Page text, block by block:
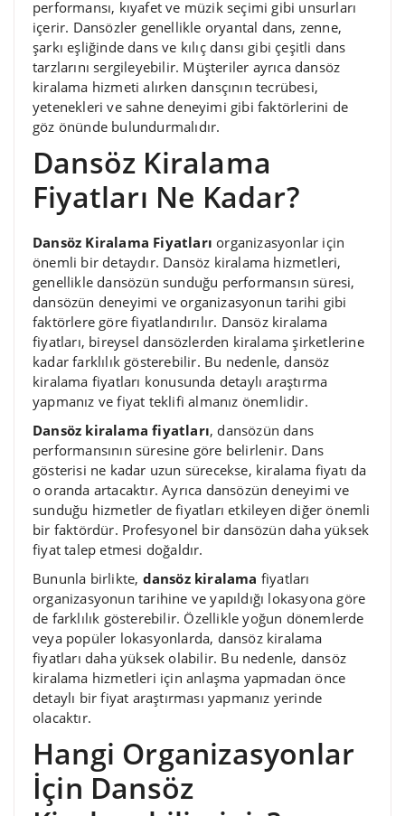
performansı, kıyafet ve müzik seçimi gibi unsurları
içerir. Dansözler genellikle oryantal dans, zenne,
şarkı eşliğinde dans ve kılıç dansı gibi çeşitli dans
tarzlarını sergileyebilir. Müşteriler ayrıca dansöz
kiralama hizmeti alırken dansçının tecrübesi,
yetenekleri ve sahne deneyimi gibi faktörlerini de
göz önünde bulundurmalıdır.
Dansöz Kiralama
Fiyatları Ne Kadar?
Dansöz Kiralama Fiyatları organizasyonlar için
önemli bir detaydır. Dansöz kiralama hizmetleri,
genellikle dansözün sunduğu performansın süresi,
dansözün deneyimi ve organizasyonun tarihi gibi
faktörlere göre fiyatlandırılır. Dansöz kiralama
fiyatları, bireysel dansözlerden kiralama şirketlerine
kadar farklılık gösterebilir. Bu nedenle, dansöz
kiralama fiyatları konusunda detaylı araştırma
yapmanız ve fiyat teklifi almanız önemlidir.
Dansöz kiralama fiyatları, dansözün dans
performansının süresine göre belirlenir. Dans
gösterisi ne kadar uzun sürecekse, kiralama fiyatı da
o oranda artacaktır. Ayrıca dansözün deneyimi ve
sunduğu hizmetler de fiyatları etkileyen diğer önemli
bir faktördür. Profesyonel bir dansözün daha yüksek
fiyat talep etmesi doğaldır.
Bununla birlikte, dansöz kiralama fiyatları
organizasyonun tarihine ve yapıldığı lokasyona göre
de farklılık gösterebilir. Özellikle yoğun dönemlerde
veya popüler lokasyonlarda, dansöz kiralama
fiyatları daha yüksek olabilir. Bu nedenle, dansöz
kiralama hizmetleri için anlaşma yapmadan önce
detaylı bir fiyat araştırması yapmanız yerinde
olacaktır.
Hangi Organizasyonlar
İçin Dansöz